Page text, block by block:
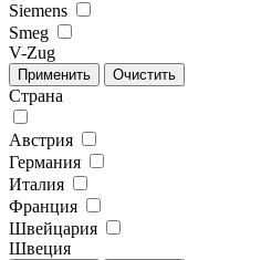
Siemens
Smeg
V-Zug
Страна
Австрия
Германия
Италия
Франция
Швейцария
Швеция